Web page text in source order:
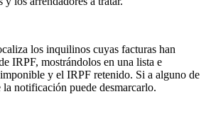
los inquilinos cuyas facturas han
IRPF, mostrándolos en una lista e
y el IRPF retenido. Si a alguno de
notificación puede desmarcarlo.